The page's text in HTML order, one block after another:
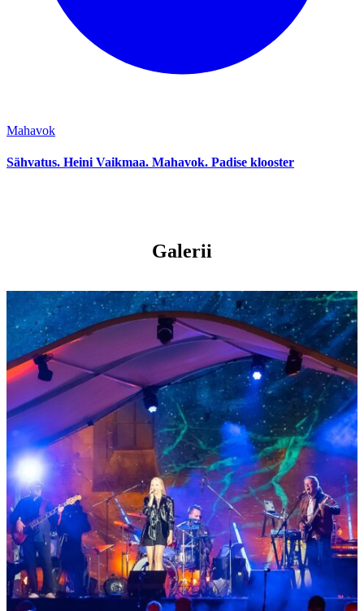
Mahavok
Sähvatus. Heini Vaikmaa. Mahavok. Padise klooster
Galerii